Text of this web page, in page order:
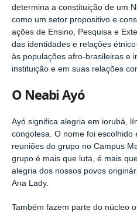
determina a constituição de um
como um setor propositivo e
ações de Ensino, Pesquisa e
das identidades e relações
às populações afro-brasileiras e
instituição e em suas relações
O Neabi Ayó
Ayó significa alegria em iorubá,
congolesa. O nome foi escolhido
reuniões do grupo no Campus
grupo é mais que luta, é mais
alegria dos nossos povos
Ana Lady.
Também fazem parte do núcleo